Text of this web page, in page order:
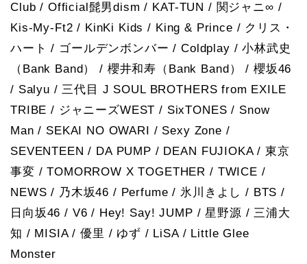
Club / Official髭男dism / KAT-TUN / 関ジャニ∞ /
Kis-My-Ft2 / KinKi Kids / King & Prince / クリス・
ハート / ゴールデンボンバー / Coldplay / 小林武史
（Bank Band） / 櫻井和寿（Bank Band） / 櫻坂46
/ Salyu / 三代目 J SOUL BROTHERS from EXILE
TRIBE / ジャニーズWEST / SixTONES / Snow
Man / SEKAI NO OWARI / Sexy Zone /
SEVENTEEN / DA PUMP / DEAN FUJIOKA / 東京
事変 / TOMORROW X TOGETHER / TWICE /
NEWS / 乃木坂46 / Perfume / 氷川きよし / BTS /
日向坂46 / V6 / Hey! Say! JUMP / 星野源 / 三浦大
知 / MISIA / 優里 / ゆず / LiSA / Little Glee
Monster